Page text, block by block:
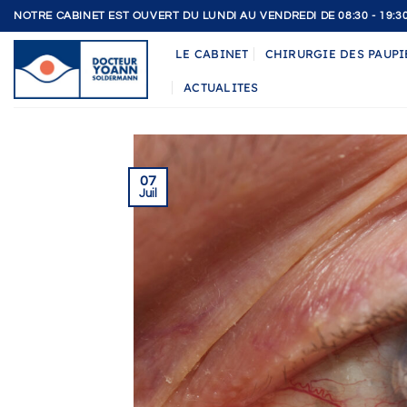
Passer
au
contenu
NOTRE CABINET EST OUVERT DU LUNDI AU VENDREDI DE 08:30 -
LE CABINET CHIRURGIE DES
ACTUALITES
07
Juil